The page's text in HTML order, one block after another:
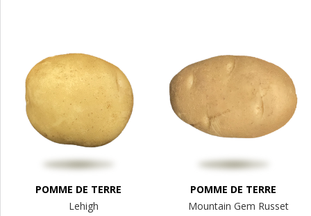
POMME DE TERRE
Lehigh
POMME DE TERRE
Mountain Gem Russet